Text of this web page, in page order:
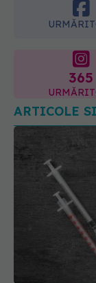
365
ARTICOLE